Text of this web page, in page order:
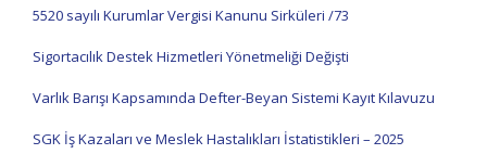
5520 sayılı Kurumlar Vergisi Kanunu Sirküleri /73
Sigortacılık Destek Hizmetleri Yönetmeliği Değişti
Varlık Barışı Kapsamında Defter-Beyan Sistemi Kayıt Kılavuzu
SGK İş Kazaları ve Meslek Hastalıkları İstatistikleri – 2025